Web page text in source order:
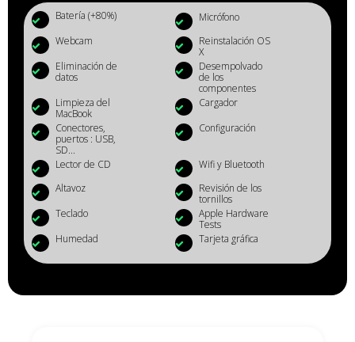
Batería (+80%)
Micrófono
Webcam
Reinstalación OS
X
Eliminación de
datos
Desempolvado
de los
componentes
Limpieza del
MacBook
Cargador
Conectores,
puertos : USB,
SD...
Configuración
Lector de CD
Wifi y Bluetooth
Altavoz
Revisión de los
tornillos
Teclado
Apple Hardware
Tests
Humedad
Tarjeta gráfica